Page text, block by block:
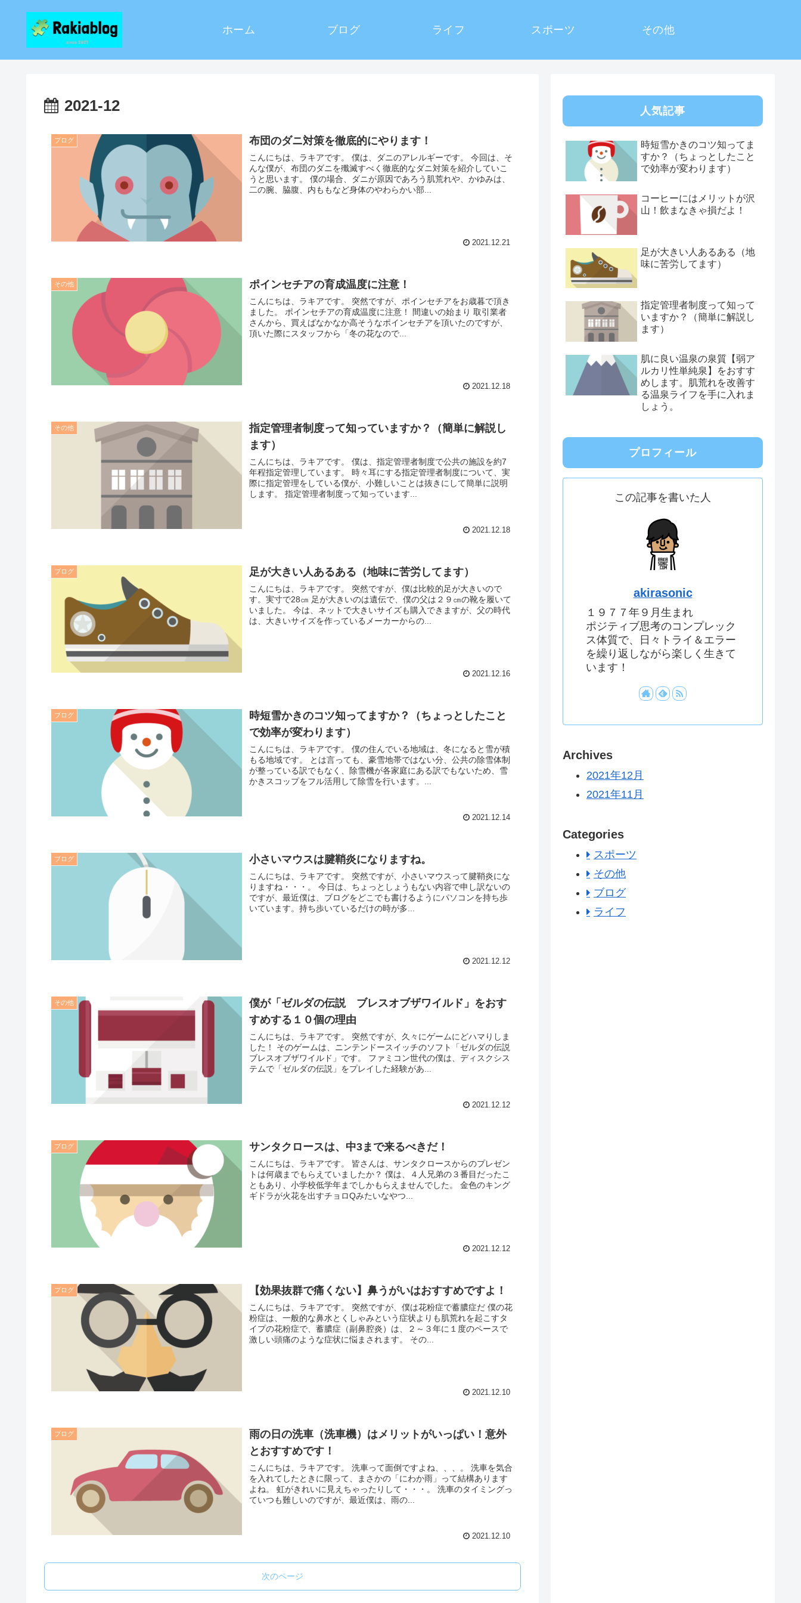
ホーム ブログ ライフ スポーツ その他
2021-12
ブログ 布団のダニ対策を徹底的にやります！
こんにちは、ラキアです。 僕は、ダニのアレルギーです。 今回は、そ
んな僕が、布団のダニを殲滅すべく徹底的なダニ対策を紹介していこ
うと思います。 僕の場合、ダニが原因であろう肌荒れや、かゆみは、
二の腕、脇腹、内ももなど身体のやわらかい部...
2021.12.21
その他 ポインセチアの育成温度に注意！
こんにちは、ラキアです。 突然ですが、ポインセチアをお歳暮で頂き
ました。 ポインセチアの育成温度に注意！ 間違いの始まり 取引業者
さんから、買えばなかなか高そうなポインセチアを頂いたのですが、
頂いた際にスタッフから「冬の花なので...
2021.12.18
その他
指定管理者制度って知っていますか？（簡単に解説し
ます）
こんにちは、ラキアです。 僕は、指定管理者制度で公共の施設を約7
年程指定管理しています。 時々耳にする指定管理者制度について、実
際に指定管理をしている僕が、小難しいことは抜きにして簡単に説明
します。 指定管理者制度って知っています...
2021.12.18
ブログ 足が大きい人あるある（地味に苦労してます）
こんにちは、ラキアです。 突然ですが、僕は比較的足が大きいので
す。実寸で28㎝ 足が大きいのは遺伝で、僕の父は２９㎝の靴を履いて
いました。 今は、ネットで大きいサイズも購入できますが、父の時代
は、大きいサイズを作っているメーカーからの...
2021.12.16
ブログ
時短雪かきのコツ知ってますか？（ちょっとしたこと
で効率が変わります）
こんにちは、ラキアです。 僕の住んでいる地域は、冬になると雪が積
もる地域です。 とは言っても、豪雪地帯ではない分、公共の除雪体制
が整っている訳でもなく、除雪機が各家庭にある訳でもないため、雪
かきスコップをフル活用して除雪を行います。...
2021.12.14
ブログ 小さいマウスは腱鞘炎になりますね。
こんにちは、ラキアです。 突然ですが、小さいマウスって腱鞘炎にな
りますね・・・。 今日は、ちょっとしょうもない内容で申し訳ないの
ですが、最近僕は、ブログをどこでも書けるようにパソコンを持ち歩
いています。持ち歩いているだけの時が多...
2021.12.12
その他
僕が「ゼルダの伝説 ブレスオブザワイルド」をおす
すめする１０個の理由
こんにちは、ラキアです。 突然ですが、久々にゲームにどハマりしま
した！ そのゲームは、ニンテンドースイッチのソフト「ゼルダの伝説
ブレスオブザワイルド」です。 ファミコン世代の僕は、ディスクシス
テムで「ゼルダの伝説」をプレイした経験があ...
2021.12.12
ブログ サンタクロースは、中3まで来るべきだ！
こんにちは、ラキアです。 皆さんは、サンタクロースからのプレゼン
トは何歳までもらえていましたか？ 僕は、４人兄弟の３番目だったこ
ともあり、小学校低学年までしかもらえませんでした。 金色のキング
ギドラが火花を出すチョロQみたいなやつ...
2021.12.12
ブログ 【効果抜群で痛くない】鼻うがいはおすすめですよ！
こんにちは、ラキアです。 突然ですが、僕は花粉症で蓄膿症だ 僕の花
粉症は、一般的な鼻水とくしゃみという症状よりも肌荒れを起こすタ
イプの花粉症で、蓄膿症（副鼻腔炎）は、２～３年に１度のペースで
激しい頭痛のような症状に悩まされます。 その...
2021.12.10
ブログ
雨の日の洗車（洗車機）はメリットがいっぱい！意外
とおすすめです！
こんにちは、ラキアです。 洗車って面倒ですよね、、、。 洗車を気合
を入れてしたときに限って、まさかの「にわか雨」って結構あります
よね。 虹がきれいに見えちゃったりして・・・。 洗車のタイミングっ
ていつも難しいのですが、最近僕は、雨の...
2021.12.10
次のページ
人気記事
時短雪かきのコツ知ってま
すか？（ちょっとしたこと
で効率が変わります）
コーヒーにはメリットが沢
山！飲まなきゃ損だよ！
足が大きい人あるある（地
味に苦労してます）
指定管理者制度って知って
いますか？（簡単に解説し
ます）
肌に良い温泉の泉質【弱ア
ルカリ性単純泉】をおすす
めします。肌荒れを改善す
る温泉ライフを手に入れま
しょう。
プロフィール
この記事を書いた人
akirasonic
１９７７年９月生まれ
ポジティブ思考のコンプレック
ス体質で、日々トライ＆エラー
を繰り返しながら楽しく生きて
います！
Archives
2021年12月
2021年11月
Categories
スポーツ
その他
ブログ
ライフ